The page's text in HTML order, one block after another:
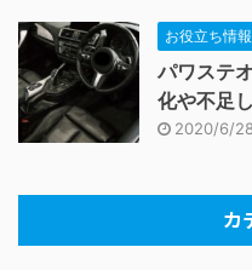
お役立ち情報
パワステ
化や不足
2020/6/28
カ